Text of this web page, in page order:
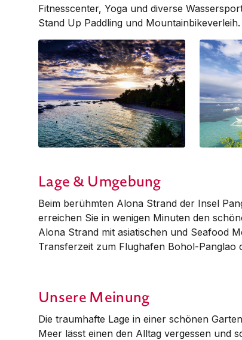
Fitnesscenter, Yoga und diverse
Stand Up Paddling und Mountain­bike­verleih.
Lage & Umgebung
Beim berühmten Alona Strand der Insel
erreichen Sie in wenigen Minuten den
Alona Strand mit asiatischen und Seafood
Transfer­zeit zum Flughafen Bohol-Panglao
Unsere Meinung
Die traumhafte Lage in einer schönen
Meer lässt einen den Alltag vergessen und